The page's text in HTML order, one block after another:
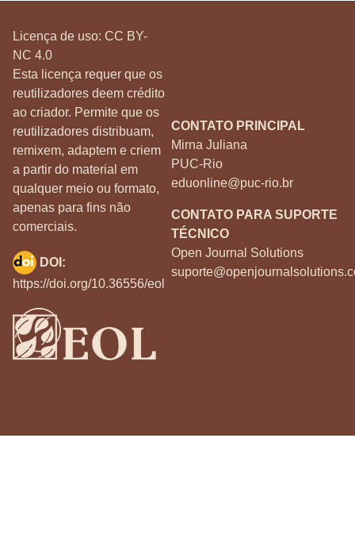
Licença de uso: CC BY-
NC 4.0
Esta licença requer que os
reutilizadores deem crédito
ao criador. Permite que os
reutilizadores distribuam,
remixem, adaptem e criem
a partir do material em
qualquer meio ou formato,
apenas para fins não
comerciais.
CONTATO PRINCIPAL
Mirna Juliana
PUC-Rio
eduonline@puc-rio.br
CONTATO PARA SUPORTE
TÉCNICO
Open Journal Solutions
DOI:
https://doi.org/10.36556/eol